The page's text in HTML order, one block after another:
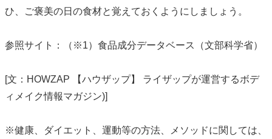
ひ、ご褒美の日の食材と覚えておくようにしましょう。
参照サイト：（※1）食品成分データベース（文部科学省）
[文：HOWZAP 【ハウザップ】 ライザップが運営するボデ
ィメイク情報マガジン)]
※健康、ダイエット、運動等の方法、メソッドに関しては、